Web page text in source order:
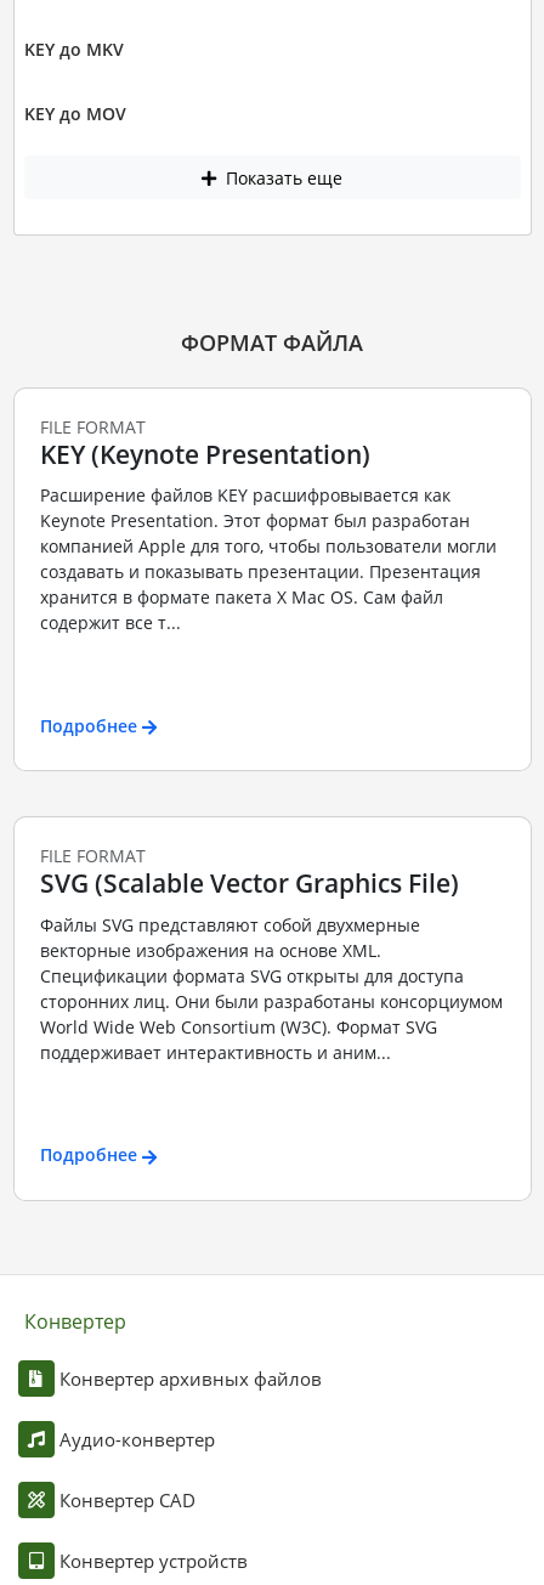
KEY до MKV
KEY до MOV
Показать еще
ФОРМАТ ФАЙЛА
FILE FORMAT
KEY (Keynote Presentation)
Расширение файлов KEY расшифровывается как
Keynote Presentation. Этот формат был разработан
компанией Apple для того, чтобы пользователи могли
создавать и показывать презентации. Презентация
хранится в формате пакета X Mac OS. Сам файл
содержит все т...
Подробнее
FILE FORMAT
SVG (Scalable Vector Graphics File)
Файлы SVG представляют собой двухмерные
векторные изображения на основе XML.
Спецификации формата SVG открыты для доступа
сторонних лиц. Они были разработаны консорциумом
World Wide Web Consortium (W3C). Формат SVG
поддерживает интерактивность и аним...
Подробнее
Конвертер
Конвертер архивных файлов
Аудио-конвертер
Конвертер CAD
Конвертер устройств